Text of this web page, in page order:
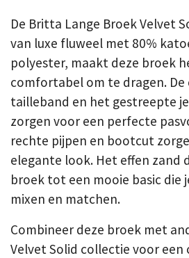
De Britta Lange Broek Velvet
van luxe fluweel met 80%
polyester, maakt deze broek
comfortabel om te dragen. De
tailleband en het gestreepte
zorgen voor een perfecte
rechte pijpen en bootcut
elegante look. Het effen zand
broek tot een mooie basic die
mixen en matchen.
Combineer deze broek met
Velvet Solid collectie voor een